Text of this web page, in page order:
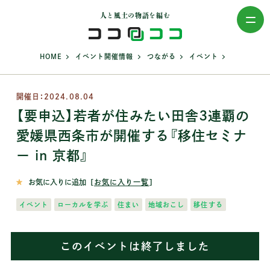
人と風土の物語を編む
HOME イベント開催情報 つながる イベント >
開催日：2024.08.04
【要申込】若者が住みたい田舎3連覇の
愛媛県西条市が開催する『移住セミナ
ー in 京都』
お気に入りに追加 ［お気に入り一覧］
イベント ローカルを学ぶ 住まい 地域おこし 移住する
このイベントは終了しました